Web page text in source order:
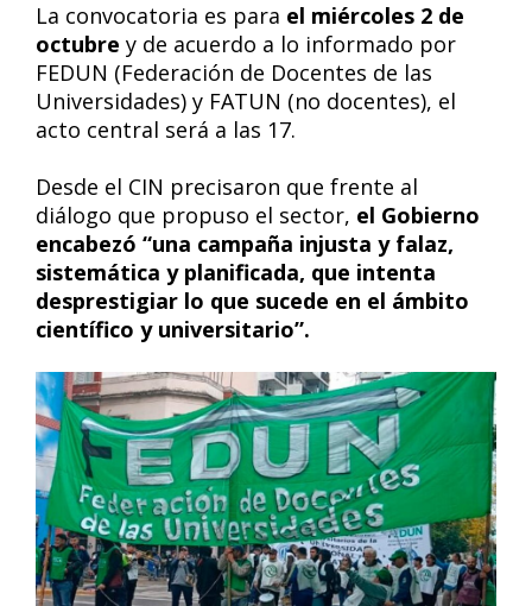
La convocatoria es para el miércoles 2 de
octubre y de acuerdo a lo informado por
FEDUN (Federación de Docentes de las
Universidades) y FATUN (no docentes), el
acto central será a las 17.
Desde el CIN precisaron que frente al
diálogo que propuso el sector, el Gobierno
encabezó “una campaña injusta y falaz,
sistemática y planificada, que intenta
desprestigiar lo que sucede en el ámbito
científico y universitario”.